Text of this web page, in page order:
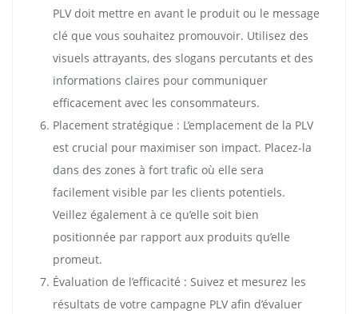
PLV doit mettre en avant le produit ou le message
clé que vous souhaitez promouvoir. Utilisez des
visuels attrayants, des slogans percutants et des
informations claires pour communiquer
efficacement avec les consommateurs.
Placement stratégique : L’emplacement de la PLV
est crucial pour maximiser son impact. Placez-la
dans des zones à fort trafic où elle sera
facilement visible par les clients potentiels.
Veillez également à ce qu’elle soit bien
positionnée par rapport aux produits qu’elle
promeut.
Évaluation de l’efficacité : Suivez et mesurez les
résultats de votre campagne PLV afin d’évaluer